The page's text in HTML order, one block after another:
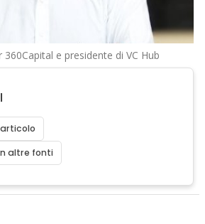
e presidente di VC Hub
altre fonti